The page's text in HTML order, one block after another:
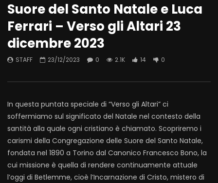
Suore del Santo Natale e Luca
Ferrari – Verso gli Altari 23
dicembre 2023
STAFF 23/12/2023 0 2.1K 14 0
In questa puntata speciale di “Verso gli Altari” ci
soffermiamo sul significato del Natale nel contesto della
santità alla quale ogni cristiano è chiamato. Scopriremo i
carismi della Congregazione delle Suore del Santo Natale,
fondata nel 1890 a Torino dal Canonico Francesco Bono, la
cui missione è quella di rendere continuamente attuale
l’oggi di Betlemme, cioè l’Incarnazione di Cristo, mistero di